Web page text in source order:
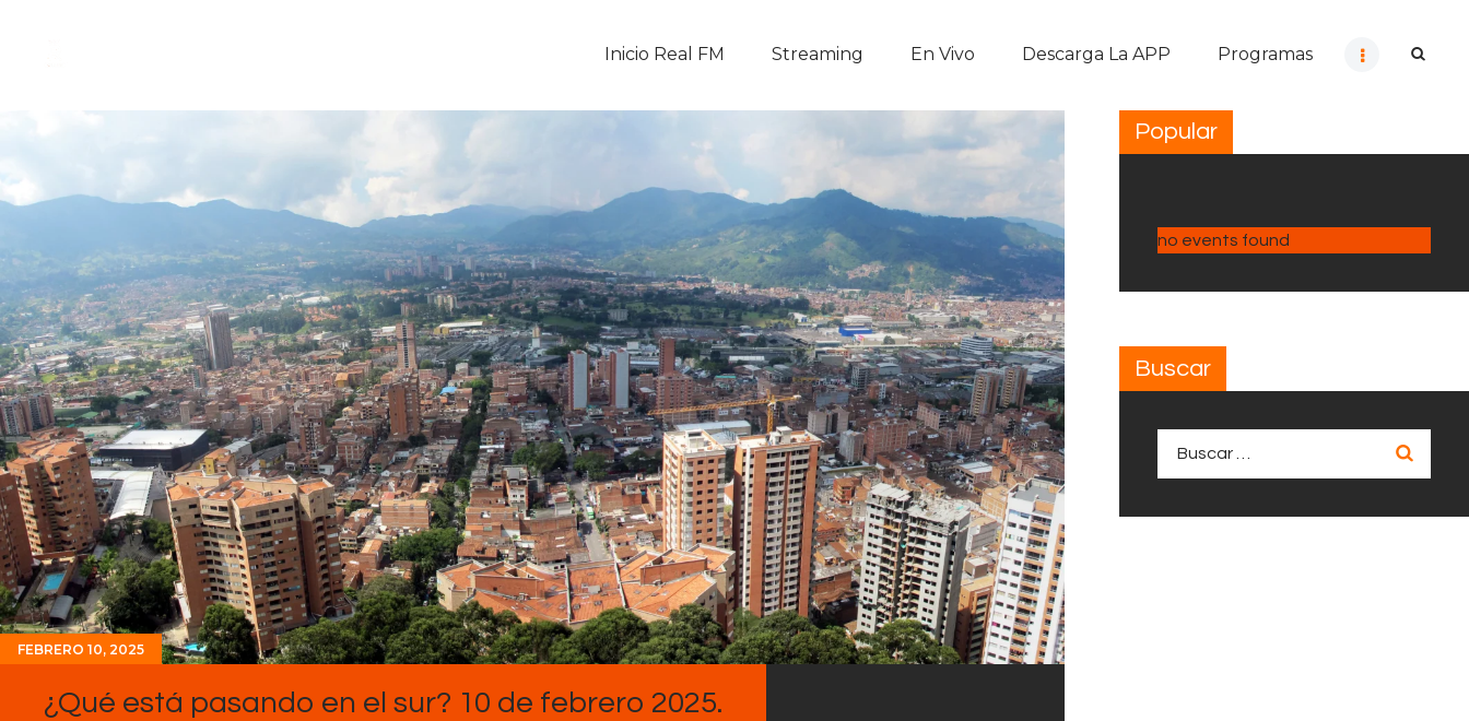
Inicio Real FM Streaming En Vivo Descarga La APP Programas
Descarga La APP
Programas
Noticias
Equipo
Sobre Nosotros
Contactos
FEBRERO 10, 2025
¿Qué está pasando en el sur? 10 de febrero 2025.
Popular
no events found
Buscar